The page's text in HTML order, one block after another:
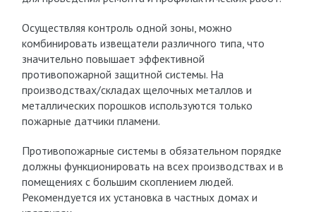
Осуществляя контроль одной зоны, можно
комбинировать извещатели различного типа, что
значительно повышает эффективной
противопожарной защитной системы. На
производствах/складах щелочных металлов и
металлических порошков используются только
пожарные датчики пламени.
Противопожарные системы в обязательном порядке
должны функционировать на всех производствах и в
помещениях с большим скоплением людей.
Рекомендуется их установка в частных домах и